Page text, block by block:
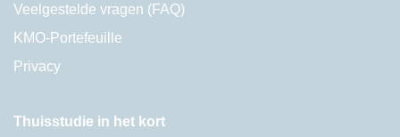
Veelgestelde vragen (FAQ)
KMO-Portefeuille
Privacy
Thuisstudie in het kort